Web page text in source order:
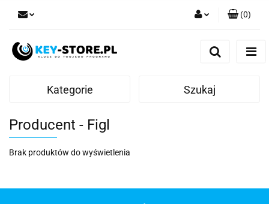
(0)
Kategorie Szukaj
Producent - Figl
Brak produktów do wyświetlenia